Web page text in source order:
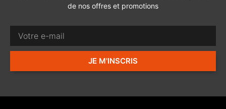
de nos offres et promotions
JE M'INSCRIS